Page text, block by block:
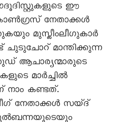
ഈ
നേതാക്കൾ
മുസ്ലീംലീഗുകാർ
ചുടുചോറ് മാന്തിക്കുന്ന
ആചാര്യന്മാരുടെ
മാർച്ചിൽ
കണ്ടത്.
നേതാക്കൾ സയ്ദ്